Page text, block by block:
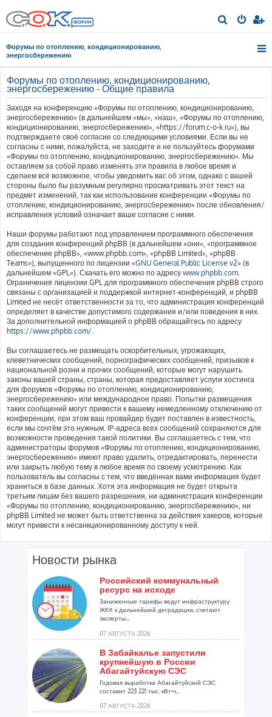
о
Форумы по отоплению, кондиционированию,
энергосбережению
Форумы по отоплению, кондиционированию,
энергосбережению - Общие правила
Заходя на конференцию «Форумы по отоплению, кондиционированию,
энергосбережению» (в дальнейшем «мы», «наш», «Форумы по отоплению,
кондиционированию, энергосбережению», «https://forum.c-o-k.ru»), вы
подтверждаете своё согласие со следующими условиями. Если вы не
согласны с ними, пожалуйста, не заходите и не пользуйтесь форумами
«Форумы по отоплению, кондиционированию, энергосбережению». Мы
оставляем за собой право изменять эти правила в любое время и
сделаем всё возможное, чтобы уведомить вас об этом, однако с вашей
стороны было бы разумным регулярно просматривать этот текст на
предмет изменений, так как использование конференции «Форумы по
отоплению, кондиционированию, энергосбережению» после обновления/
исправления условий означает ваше согласие с ними.
Наши форумы работают под управлением программного обеспечения
для создания конференций phpBB (в дальнейшем «они», «программное
обеспечение phpBB», «www.phpbb.com», «phpBB Limited», «phpBB
Teams»), выпущенного по лицензии «GNU General Public License v2» (в
дальнейшем «GPL»). Скачать его можно по адресу www.phpbb.com.
Ограничения лицензии GPL для программного обеспечения phpBB строго
связаны с организацией и поддержкой интернет-конференций, и phpBB
Limited не несёт ответственности за то, что администрация конференций
определяет в качестве допустимого содержания и/или поведения в них.
За дополнительной информацией о phpBB обращайтесь по адресу
https://www.phpbb.com/.
Вы соглашаетесь не размещать оскорбительных, угрожающих,
клеветнических сообщений, порнографических сообщений, призывов к
национальной розни и прочих сообщений, которые могут нарушить
законы вашей страны, страны, которая предоставляет услуги хостинга
для форумов «Форумы по отоплению, кондиционированию,
энергосбережению» или международное право. Попытки размещения
таких сообщений могут привести к вашему немедленному отключению от
конференции, при этом ваш провайдер будет поставлен в известность,
если мы сочтём это нужным. IP-адреса всех сообщений сохраняются для
возможности проведения такой политики. Вы соглашаетесь с тем, что
администраторы форумов «Форумы по отоплению, кондиционированию,
энергосбережению» имеют право удалить, отредактировать, перенести
или закрыть любую тему в любое время по своему усмотрению. Как
пользователь вы согласны с тем, что введённая вами информация будет
храниться в базе данных. Хотя эта информация не будет открыта
третьим лицам без вашего разрешения, ни администрация конференции
«Форумы по отоплению, кондиционированию, энергосбережению», ни
phpBB Limited не может быть ответственна за действия хакеров, которые
могут привести к несанкционированному доступу к ней.
Новости рынка
Российский коммунальный
ресурс на исходе
Заниженные тарифы ведут инфраструктуру
ЖКХ к дальнейшей деградации, считают
эксперты...
07 АВГУСТА 2026
В Забайкалье запустили
крупнейшую в России
Абагайтуйскую СЭС
Годовая выработка Абагайтуйской СЭС
составит 223 221 тыс. кВт-ч...
07 АВГУСТА 2026